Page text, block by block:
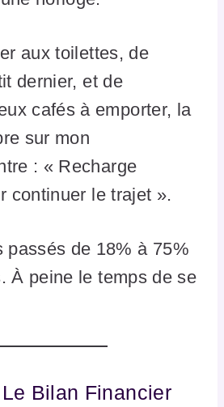
aux toilettes, de
dernier, et de
cafés à emporter, la
sur mon
: « Recharge
continuer le trajet ».
passés de 18% à 75%
À peine le temps de se
Bilan Financier